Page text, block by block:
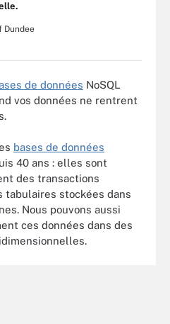
Dundee
de données NoSQL
vos données ne rentrent
bases de données
40 ans : elles sont
des transactions
tabulaires stockées dans
Nous pouvons aussi
ces données dans des